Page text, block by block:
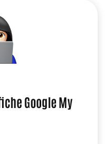
Google My